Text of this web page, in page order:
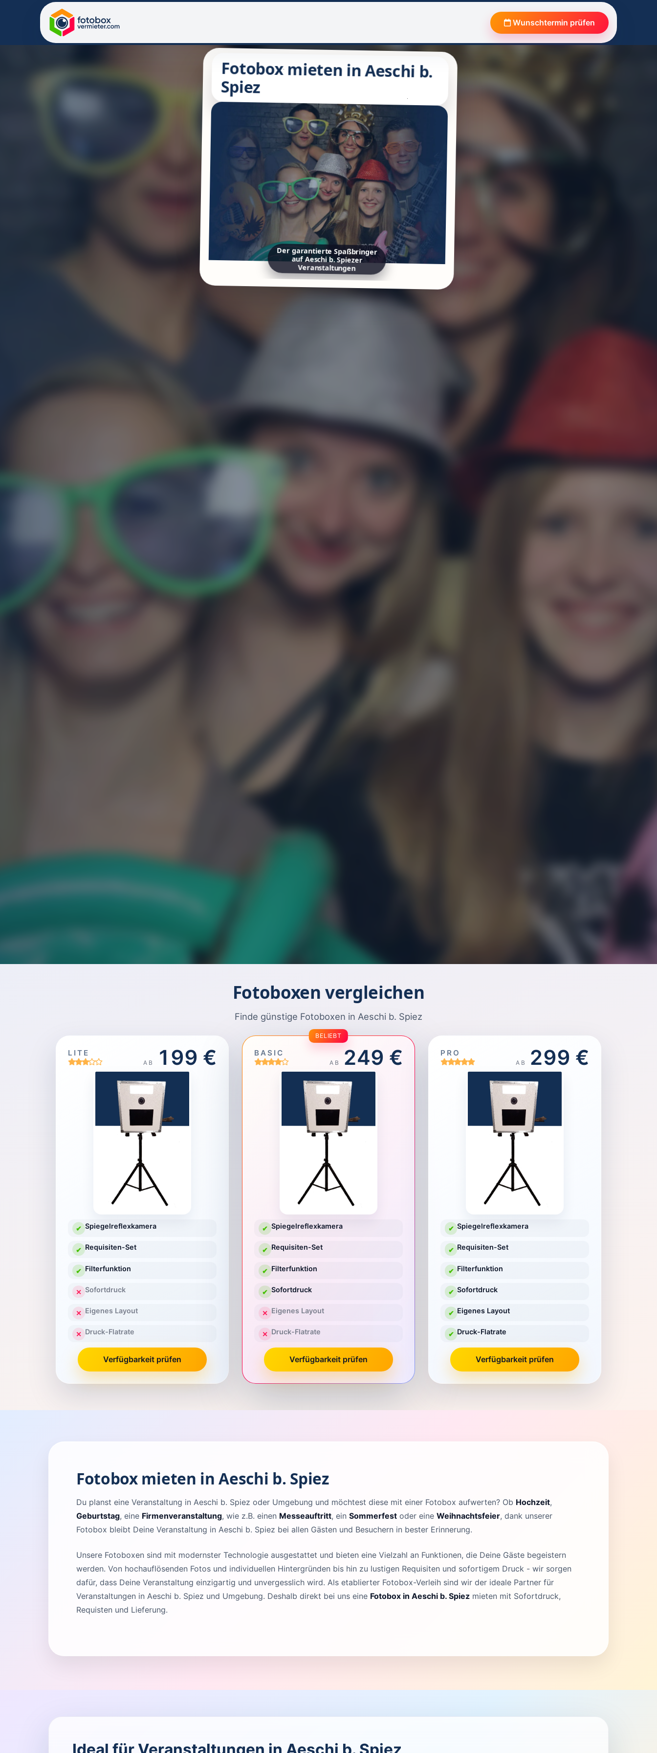
Wunschtermin prüfen
Fotobox mieten in Aeschi b.
Spiez
Der garantierte Spaßbringer
auf Aeschi b. Spiezer
Veranstaltungen
Fotoboxen vergleichen
Finde günstige Fotoboxen in Aeschi b. Spiez
LITE
AB 199 €
✔ Spiegelreflexkamera
✔ Requisiten-Set
✔ Filterfunktion
✕ Sofortdruck
✕ Eigenes Layout
✕ Druck-Flatrate
Verfügbarkeit prüfen
BELIEBT
BASIC
AB 249 €
✔ Spiegelreflexkamera
✔ Requisiten-Set
✔ Filterfunktion
✔ Sofortdruck
✕ Eigenes Layout
✕ Druck-Flatrate
Verfügbarkeit prüfen
PRO
AB 299 €
✔ Spiegelreflexkamera
✔ Requisiten-Set
✔ Filterfunktion
✔ Sofortdruck
✔ Eigenes Layout
✔ Druck-Flatrate
Verfügbarkeit prüfen
Fotobox mieten in Aeschi b. Spiez
Du planst eine Veranstaltung in Aeschi b. Spiez oder Umgebung und möchtest diese mit einer Fotobox aufwerten? Ob Hochzeit,
Geburtstag, eine Firmenveranstaltung, wie z.B. einen Messeauftritt, ein Sommerfest oder eine Weihnachtsfeier, dank unserer
Fotobox bleibt Deine Veranstaltung in Aeschi b. Spiez bei allen Gästen und Besuchern in bester Erinnerung.
Unsere Fotoboxen sind mit modernster Technologie ausgestattet und bieten eine Vielzahl an Funktionen, die Deine Gäste begeistern
werden. Von hochauflösenden Fotos und individuellen Hintergründen bis hin zu lustigen Requisiten und sofortigem Druck - wir sorgen
dafür, dass Deine Veranstaltung einzigartig und unvergesslich wird. Als etablierter Fotobox-Verleih sind wir der ideale Partner für
Veranstaltungen in Aeschi b. Spiez und Umgebung. Deshalb direkt bei uns eine Fotobox in Aeschi b. Spiez mieten mit Sofortdruck,
Requisten und Lieferung.